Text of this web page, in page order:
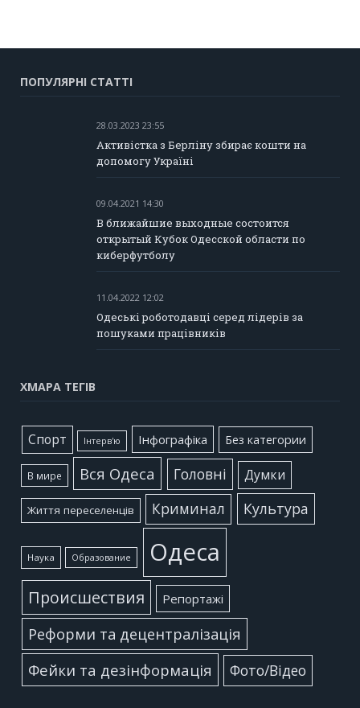
ПОПУЛЯРНІ СТАТТІ
28.03.2023 23:55
Активістка з Берліну збирає кошти на
допомогу Україні
09.04.2021 14:30
В ближайшие выходные состоится
открытый Кубок Одесской области по
киберфутболу
11.04.2022 12:02
Одеські роботодавці серед лідерів за
пошуками працівників
ХМАРА ТЕГІВ
Cпорт Інтерв'ю Інфографіка Без категории
В мире Вся Одеса Головні Думки
Життя переселенців Криминал Культура
Наука Образование Одеса
Происшествия Репортажі
Реформи та децентралізація
Фейки та дезінформація
Фото/Відео